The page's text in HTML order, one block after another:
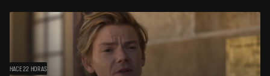
HACE 22 HORAS